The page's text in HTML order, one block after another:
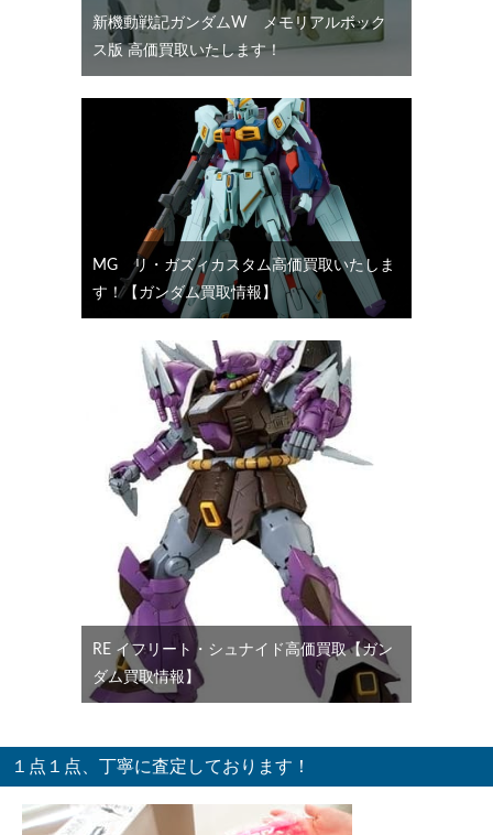
新機動戦記ガンダムW メモリアルボック
ス版 高価買取いたします！
MG リ・ガズィカスタム高価買取いたしま
す！【ガンダム買取情報】
RE イフリート・シュナイド高価買取【ガン
ダム買取情報】
１点１点、丁寧に査定しております！